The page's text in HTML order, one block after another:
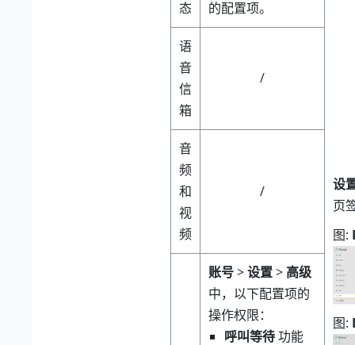
设
页
图
图
态
的配置项。
语
音
信
箱
/
音
频
和
视
频
/
账号>设置> 高级
中，以下配置项的
操作权限：
呼叫等待功能